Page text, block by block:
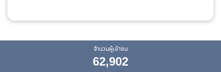
จำนวนผู้เข้าชม
62,902